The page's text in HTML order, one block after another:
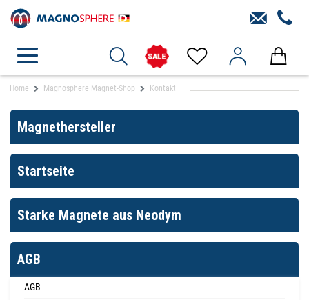
Home Magnosphere Magnet-Shop Kontakt
Magnethersteller
Startseite
Starke Magnete aus Neodym
AGB
AGB